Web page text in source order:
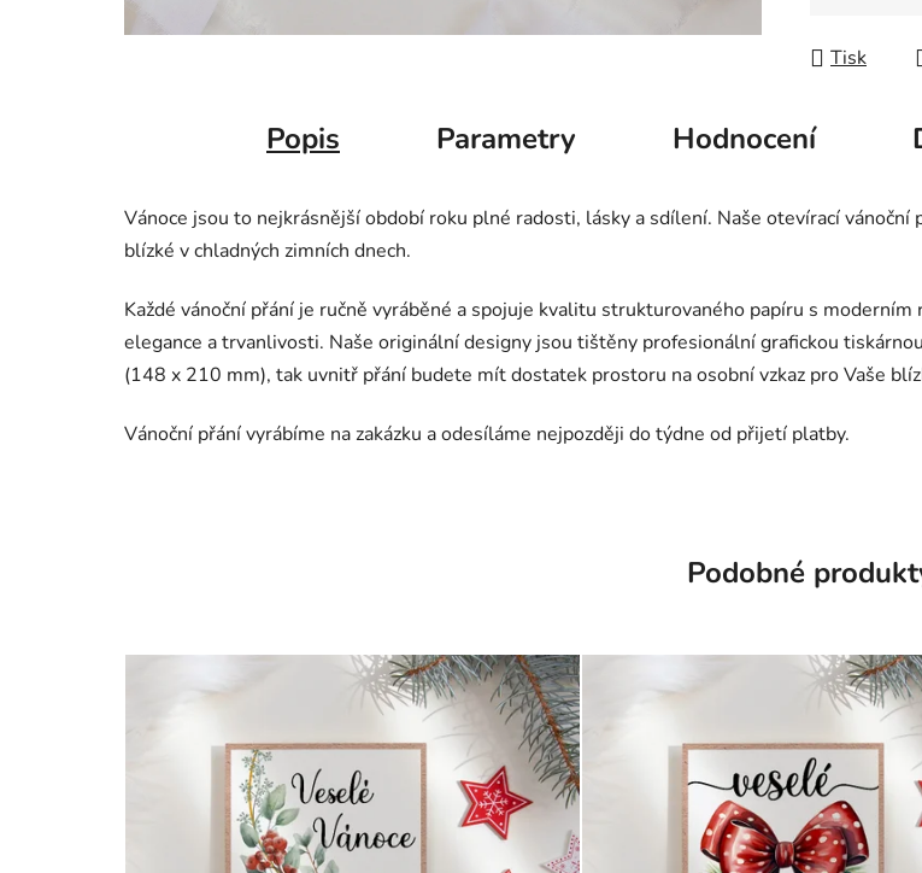
Tisk
Popis Parametry Hodnocení
Vánoce jsou to nejkrásnější období roku plné radosti, lásky a sdílení. Naše otevírací
blízké v chladných zimních dnech.
Každé vánoční přání je ručně vyráběné a spojuje kvalitu strukturovaného papíru s
elegance a trvanlivosti. Naše originální designy jsou tištěny profesionální grafickou
(148 x 210 mm), tak uvnitř přání budete mít dostatek prostoru na osobní vzkaz pro Vaše
Vánoční přání vyrábíme na zakázku a odesíláme nejpozději do týdne od přijetí platby.
Podobné